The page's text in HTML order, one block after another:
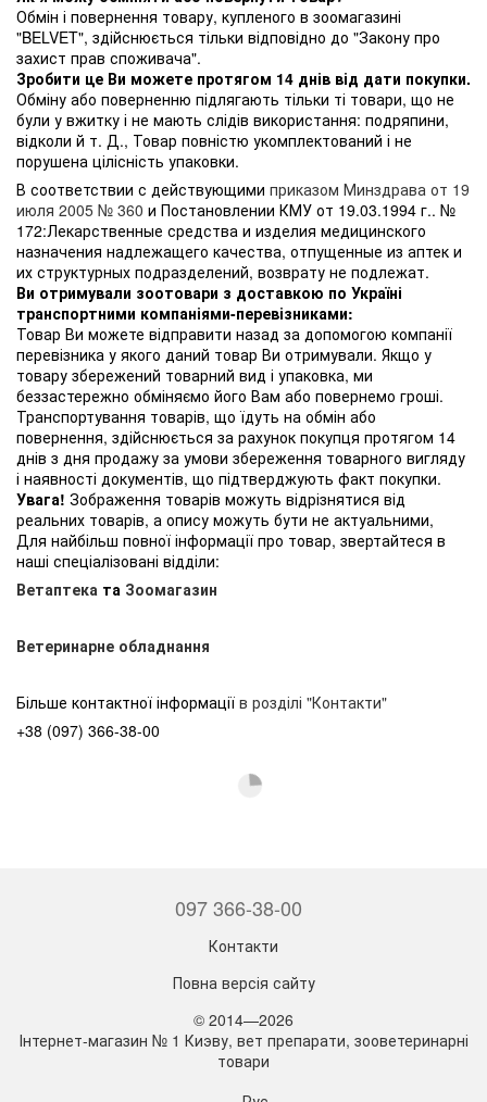
Обмін і повернення товару, купленого в зоомагазині
"BELVET", здійснюється тільки відповідно до "Закону про
захист прав споживача".
Зробити це Ви можете протягом 14 днів від дати покупки.
Обміну або поверненню підлягають тільки ті товари, що не
були у вжитку і не мають слідів використання: подряпини,
відколи й т. Д., Товар повністю укомплектований і не
порушена цілісність упаковки.
В соответствии с действующими приказом Минздрава от 19
июля 2005 № 360 и Постановлении КМУ от 19.03.1994 г.. №
172:Лекарственные средства и изделия медицинского
назначения надлежащего качества, отпущенные из аптек и
их структурных подразделений, возврату не подлежат.
Ви отримували зоотовари з доставкою по Україні
транспортними компаніями-перевізниками:
Товар Ви можете відправити назад за допомогою компанії
перевізника у якого даний товар Ви отримували. Якщо у
товару збережений товарний вид і упаковка, ми
беззастережно обміняємо його Вам або повернемо гроші.
Транспортування товарів, що їдуть на обмін або
повернення, здійснюється за рахунок покупця протягом 14
днів з дня продажу за умови збереження товарного вигляду
і наявності документів, що підтверджують факт покупки.
Увага! Зображення товарів можуть відрізнятися від
реальних товарів, а опису можуть бути не актуальними,
Для найбільш повної інформації про товар, звертайтеся в
наші спеціалізовані відділи:
Ветаптека та Зоомагазин
Ветеринарне обладнання
Більше контактної інформації в розділі "Контакти"
+38 (097) 366-38-00
097 366-38-00
Контакти
Повна версія сайту
© 2014—2026
Інтернет-магазин № 1 Киэву, вет препарати, зооветеринарні
товари